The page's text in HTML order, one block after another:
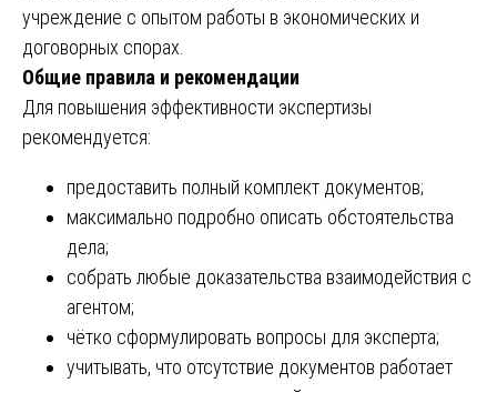
учреждение с опытом работы в экономических и
договорных спорах.
Общие правила и рекомендации
Для повышения эффективности экспертизы
рекомендуется:
предоставить полный комплект документов;
максимально подробно описать обстоятельства
дела;
собрать любые доказательства взаимодействия с
агентом;
чётко сформулировать вопросы для эксперта;
учитывать, что отсутствие документов работает